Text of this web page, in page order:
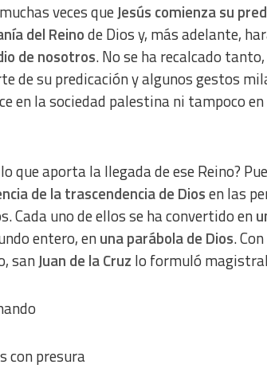
veces queJesús comienza su
del Reinode Dios y, más adelante,
de nosotros. No se ha recalcado
de su predicación y algunos gestos
en la sociedad palestina ni tampoco en
que aporta la llegada de ese Reino?
de la trascendencia de Diosen las
Cada uno de ellos se ha convertido en
entero, enuna parábola de Dios.
sanJuan de la Cruz lo formuló
con presura